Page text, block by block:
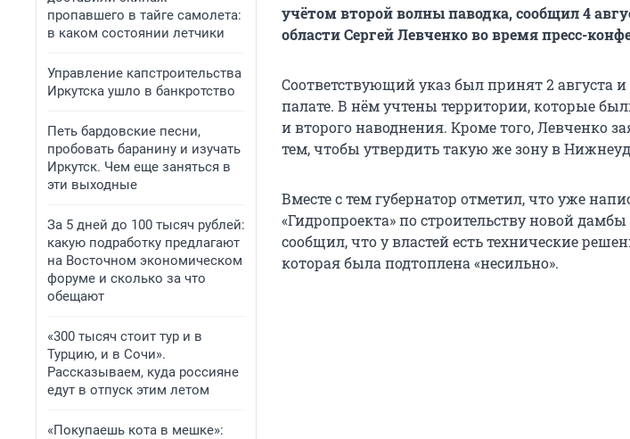
пропавшего в тайге самолета:
в каком состоянии летчики
Управление капстроительства
Иркутска ушло в банкротство
Петь бардовские песни,
пробовать баранину и изучать
Иркутск. Чем еще заняться в
эти выходные
За 5 дней до 100 тысяч рублей:
какую подработку предлагают
на Восточном экономическом
форуме и сколько за что
обещают
«300 тысяч стоит тур и в
Турцию, и в Сочи».
Рассказываем, куда россияне
едут в отпуск этим летом
«Покупаешь кота в мешке»:
учётом второй волны паводка, сообщил 4
области Сергей Левченко во время пресс-
Соответствующий указ был принят 2 августа
палате. В нём учтены территории, которые
и второго наводнения. Кроме того, Левченко
тем, чтобы утвердить такую же зону в
Вместе с тем губернатор отметил, что уже
«Гидропроекта» по строительству новой
сообщил, что у властей есть технические
которая была подтоплена «несильно».